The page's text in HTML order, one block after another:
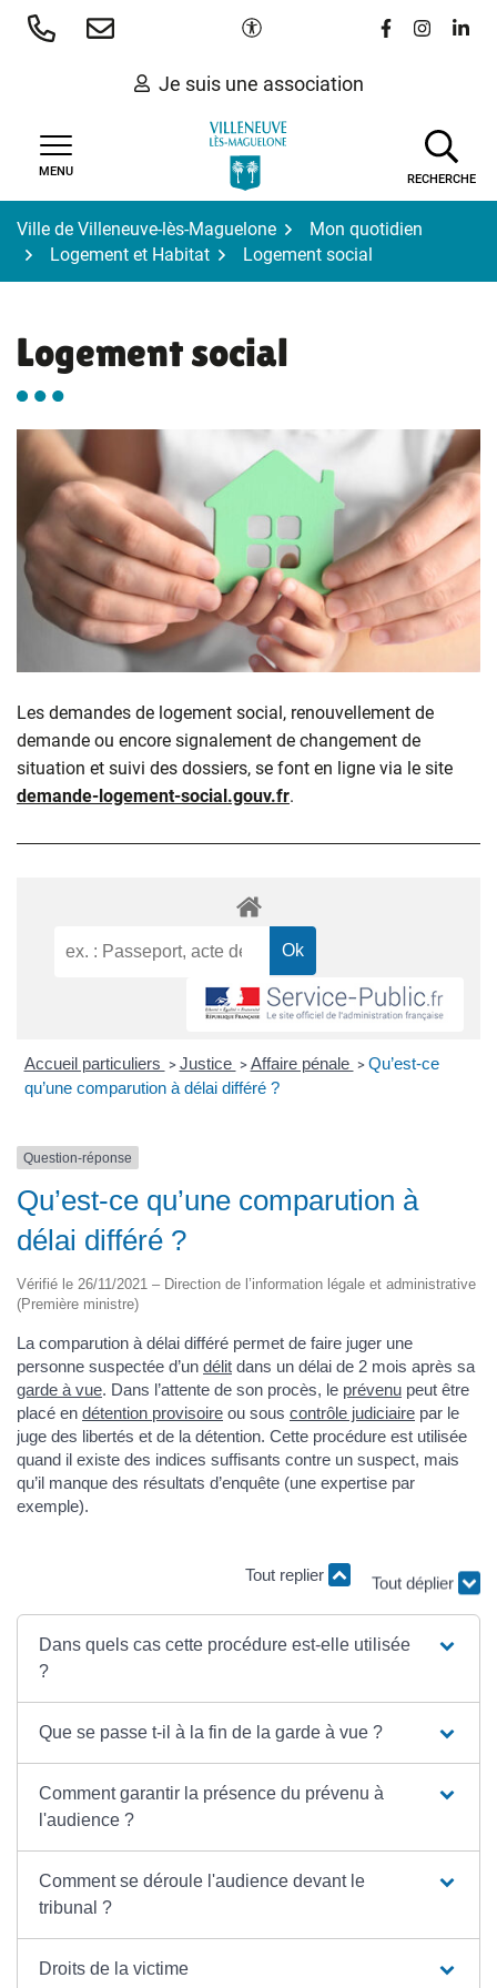
Aller
Paramètres d'accessibilité
Lien vers le
Lien vers
Lien
Je suis une association
MENU
RECHERCHE
Ville de Villeneuve-lès-Maguelone
Mon quotidien
Logement et Habitat
Logement social
Logement social
Les demandes de logement social, renouvellement de
demande ou encore signalement de changement de
situation et suivi des dossiers, se font en ligne via le site
demande-logement-social.gouv.fr.
Accueil particuliers > Justice > Affaire pénale > Qu’est-ce
qu’une comparution à délai différé ?
Question-réponse
Qu’est-ce qu’une comparution à
délai différé ?
Vérifié le 26/11/2021 – Direction de l’information légale et administrative
(Première ministre)
La comparution à délai différé permet de faire juger une
personne suspectée d’un délit dans un délai de 2 mois après sa
garde à vue. Dans l’attente de son procès, le prévenu peut être
placé en détention provisoire ou sous contrôle judiciaire par le
juge des libertés et de la détention. Cette procédure est utilisée
quand il existe des indices suffisants contre un suspect, mais
qu’il manque des résultats d’enquête (une expertise par
exemple).
Tout replier
Tout déplier
Dans quels cas cette procédure est-elle utilisée
?
Que se passe t-il à la fin de la garde à vue ?
Comment garantir la présence du prévenu à
l'audience ?
Comment se déroule l'audience devant le
tribunal ?
Droits de la victime